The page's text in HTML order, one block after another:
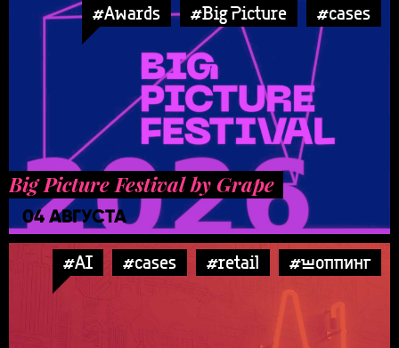
#Awards #Big Picture #cases
Big Picture Festival by Grape
04 АВГУСТА
#AI #cases #retail #шоппинг